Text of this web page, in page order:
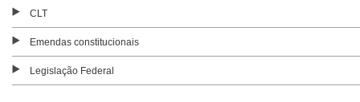
CLT
Emendas constitucionais
Legislação Federal